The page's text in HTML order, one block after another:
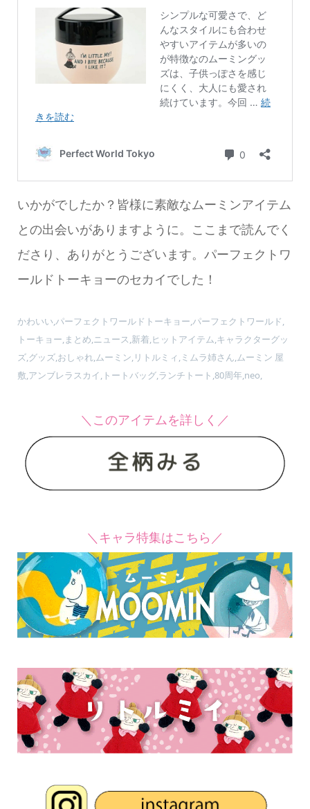
いかがでしたか？皆様に素敵なムーミンアイテム
との出会いがありますように。ここまで読んでく
ださり、ありがとうございます。パーフェクトワ
ールドトーキョーのセカイでした！
かわいい,パーフェクトワールドトーキョー,パーフェクトワールド,
トーキョー,まとめ,ニュース,新着,ヒットアイテム,キャラクターグッ
ズ,グッズ,おしゃれ,ムーミン,リトルミィ,ミムラ姉さん,ムーミン 屋
敷,アンブレラスカイ,トートバッグ,ランチトート,80周年,neo,
＼このアイテムを詳しく／
＼キャラ特集はこちら／